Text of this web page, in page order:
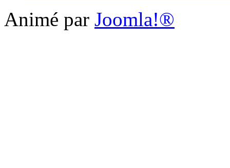
Animé par Joomla!®